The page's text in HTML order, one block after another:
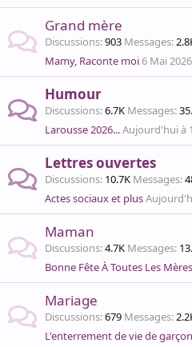
Grand mère
Discussions 903 Messages
Mamy, Raconte moi6 Mai 2026
Humour
Discussions 6.7K Messages
Larousse 2026...Aujourd'hui à
Lettres ouvertes
Discussions 10.7K Messages
Actes sociaux et plus
Maman
Discussions 4.7K Messages
Bonne Fête À Toutes Les Mères
Mariage
Discussions 679 Messages
L'enterrement de vie de garçon